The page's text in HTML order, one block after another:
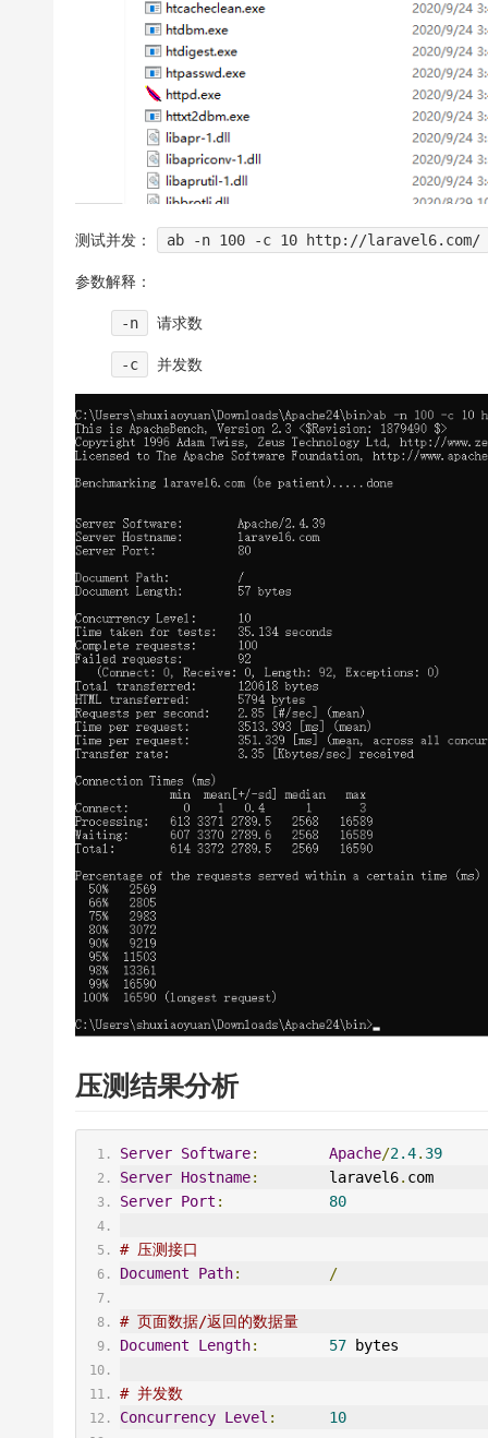
测试并发： ab -n 100 -c 10 http://laravel6.com/
参数解释：
-n 请求数
-c 并发数
压测结果分析
Server Software: Apache/2.4. 39
Server Hostname:
        laravel6
. com
Server Port : 80
# 压测接口
Document
Path: /
# 页面数据/返回的数据量
Document
Length: 57 bytes
# 并发数
Concurrency Level : 10